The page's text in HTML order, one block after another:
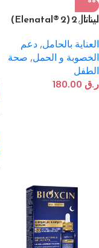
ليناتال 2 (Elenatal® 2)
الثاني والثالث من الحمل
العناية بالحامل, دعم
الخصوبة و الحمل, صحة
الطفل
ر.ق